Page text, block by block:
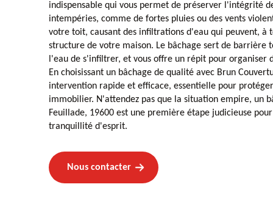
indispensable qui vous permet de préserver l'intégrité
intempéries, comme de fortes pluies ou des vents
votre toit, causant des infiltrations d'eau qui peuvent, à
structure de votre maison. Le bâchage sert de barrière
l'eau de s'infiltrer, et vous offre un répit pour organiser
En choisissant un bâchage de qualité avec Brun
intervention rapide et efficace, essentielle pour
immobilier. N'attendez pas que la situation empire, un
Feuillade, 19600 est une première étape judicieuse
tranquillité d'esprit.
Nous contacter